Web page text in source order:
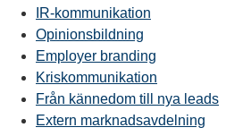
IR-kommunikation
Opinionsbildning
Employer branding
Kriskommunikation
Från kännedom till nya leads
Extern marknadsavdelning